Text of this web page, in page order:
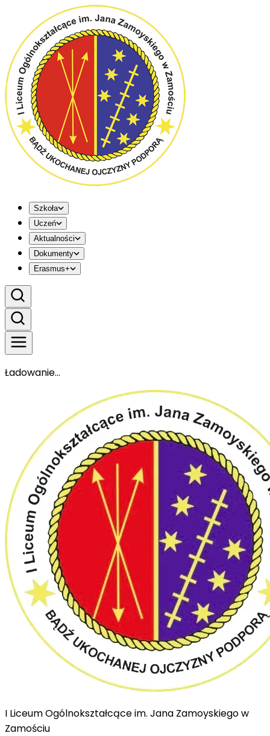
Szkoła
Uczeń
Aktualności
Dokumenty
Erasmus+
Ładowanie...
I Liceum Ogólnokształcące im. Jana Zamoyskiego w
Zamościu